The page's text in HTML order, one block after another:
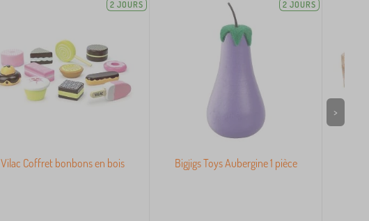
2 JOURS
Vilac Coffret bonbons en bois
2 JOURS
Bigjigs Toys Aubergine 1 pièce
>